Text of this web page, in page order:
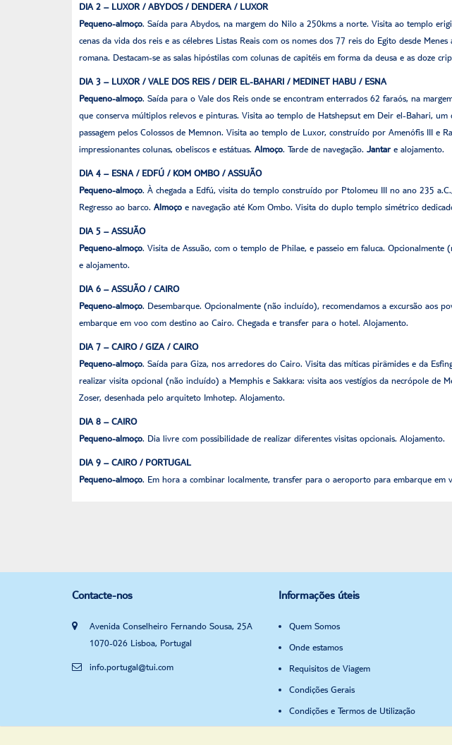
DIA 2 – LUXOR / ABYDOS / DENDERA / LUXOR
Pequeno-almoço. Saída para Abydos, na margem do Nilo a 250kms a norte. Visita ao templo
cenas da vida dos reis e as célebres Listas Reais com os nomes dos 77 reis do Egito desde
romana. Destacam-se as salas hipóstilas com colunas de capitéis em forma da deusa e as doze
DIA 3 – LUXOR / VALE DOS REIS / DEIR EL-BAHARI / MEDINET HABU / ESNA
Pequeno-almoço. Saída para o Vale dos Reis onde se encontram enterrados 62 faraós, na
que conserva múltiplos relevos e pinturas. Visita ao templo de Hatshepsut em Deir el-Bahari,
passagem pelos Colossos de Memnon. Visita ao templo de Luxor, construído por Amenófis III e
impressionantes colunas, obeliscos e estátuas. Almoço. Tarde de navegação. Jantare alojamento.
DIA 4 – ESNA / EDFÚ / KOM OMBO / ASSUÃO
Pequeno-almoço. À chegada a Edfú, visita do templo construído por Ptolomeu III no ano 235
Regresso ao barco. Almoço e navegação até Kom Ombo. Visita do duplo templo simétrico
DIA 5 – ASSUÃO
Pequeno-almoço. Visita de Assuão, com o templo de Philae, e passeio em faluca.
e alojamento.
DIA 6 – ASSUÃO / CAIRO
Pequeno-almoço. Desembarque. Opcionalmente (não incluído), recomendamos a excursão aos
embarque em voo com destino ao Cairo. Chegada e transfer para o hotel. Alojamento.
DIA 7 – CAIRO / GIZA / CAIRO
Pequeno-almoço. Saída para Giza, nos arredores do Cairo. Visita das míticas pirâmides e da
realizar visita opcional (não incluído) a Memphis e Sakkara: visita aos vestígios da necrópole de
Zoser, desenhada pelo arquiteto Imhotep. Alojamento.
DIA 8 – CAIRO
Pequeno-almoço. Dia livre com possibilidade de realizar diferentes visitas opcionais. Alojamento.
DIA 9 – CAIRO / PORTUGAL
Pequeno-almoço. Em hora a combinar localmente, transfer para o aeroporto para embarque em
Contacte-nos
Avenida Conselheiro Fernando Sousa, 25A
1070-026 Lisboa, Portugal
info.portugal@tui.com
Informações úteis
Quem Somos
Onde estamos
Requisitos de Viagem
Condições Gerais
Condições e Termos de Utilização